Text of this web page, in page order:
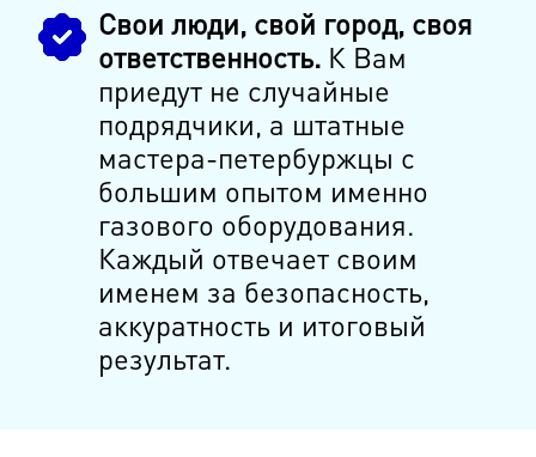
Свои люди, свой город, своя
ответственность.К Вам
приедут не случайные
подрядчики, а штатные
мастера-петербуржцы с
большим опытом именно
газового оборудования.
Каждый отвечает своим
именем за безопасность,
аккуратность и итоговый
результат.